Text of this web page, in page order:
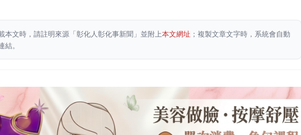
本文時，請註明來源「彰化人彰化事新聞」並附上本文網址 ；複製文章文字時，系統會自動
結。